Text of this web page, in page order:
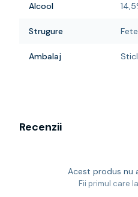
Alcool
Strugure
Ambalaj
Recenzii
Acest produs nu
Fii primul care